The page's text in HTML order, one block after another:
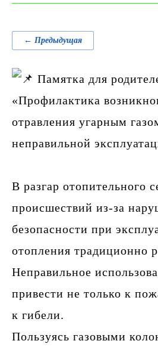
← Предыдущая
Памятка для
«Профилактика
отравления угарным
неправильной
В разгар отопительного
происшествий из-за
безопасности при
отопления традиционно
Неправильное
привести не только к
к гибели.
Пользуясь газовыми